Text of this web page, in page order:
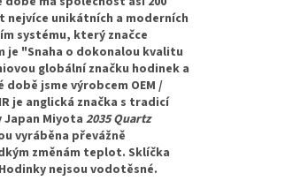
unikátních a moderních
systému, který značce
je "Snaha o dokonalou kvalitu
globální značku hodinek a
jsme výrobcem OEM /
je anglická značka s tradicí
Miyota 2035 Quartz
vyráběna převážně
změnám teplot. Sklíčka
nejsou vodotěsné.